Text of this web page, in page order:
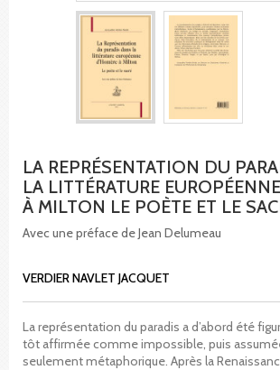
LA REPRÉSENTATION DU
LA LITTÉRATURE
À MILTON LE POÈTE ET LE
Avec une préface de Jean Delumeau
VERDIER NAVLET JACQUET
La représentation du paradis a d’abord été
tôt affirmée comme impossible, puis
seulement métaphorique. Après la